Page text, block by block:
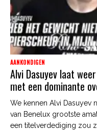
AANKONDIGEN
Alvi Dasuyev laat
met een dominante
We kennen Alvi Dasuyev
van Benelux grootste
een titelverdediging zou